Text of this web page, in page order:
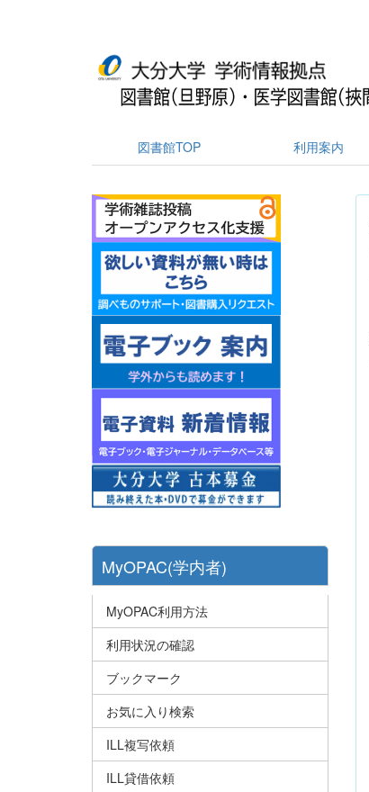
図書館TOP 利用案内
MyOPAC(学内者)
MyOPAC利用方法
利用状況の確認
ブックマーク
お気に入り検索
ILL複写依頼
ILL貸借依頼